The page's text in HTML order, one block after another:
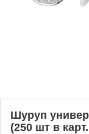
Шуруп
(250 шт в